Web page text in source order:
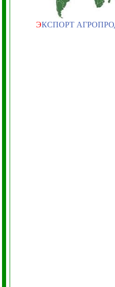
ЭКСПОРТ